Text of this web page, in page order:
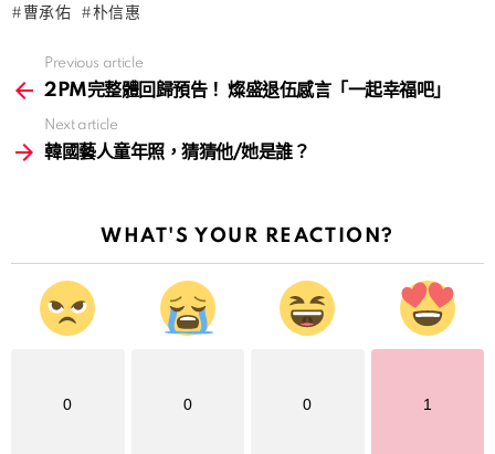
曹承佑 朴信惠
more
Previous article
2PM完整體回歸預告！ 燦盛退伍感言「一起幸福吧」
Next article
韓國藝人童年照，猜猜他/她是誰？
WHAT'S YOUR REACTION?
0 0 0 1